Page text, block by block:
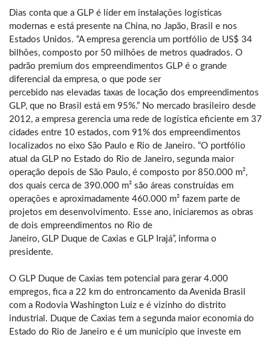
Dias conta que a GLP é líder em instalações logísticas
modernas e está presente na China, no Japão, Brasil e nos
Estados Unidos. “A empresa gerencia um portfólio de US$ 34
bilhões, composto por 50 milhões de metros quadrados. O
padrão premium dos empreendimentos GLP é o grande
diferencial da empresa, o que pode ser
percebido nas elevadas taxas de locação dos empreendimentos
GLP, que no Brasil está em 95%.” No mercado brasileiro desde
2012, a empresa gerencia uma rede de logística eficiente em 37
cidades entre 10 estados, com 91% dos empreendimentos
localizados no eixo São Paulo e Rio de Janeiro. “O portfólio
atual da GLP no Estado do Rio de Janeiro, segunda maior
operação depois de São Paulo, é composto por 850.000 m²,
dos quais cerca de 390.000 m² são áreas construídas em
operações e aproximadamente 460.000 m² fazem parte de
projetos em desenvolvimento. Esse ano, iniciaremos as obras
de dois empreendimentos no Rio de
Janeiro, GLP Duque de Caxias e GLP Irajá”, informa o
presidente.
O GLP Duque de Caxias tem potencial para gerar 4.000
empregos, fica a 22 km do entroncamento da Avenida Brasil
com a Rodovia Washington Luiz e é vizinho do distrito
industrial. Duque de Caxias tem a segunda maior economia do
Estado do Rio de Janeiro e é um município que investe em